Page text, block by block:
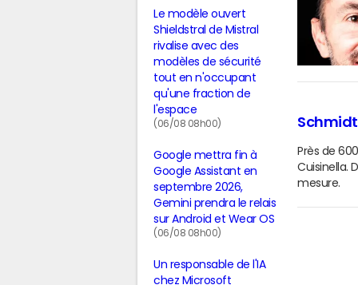
Le modèle ouvert
Shieldstral de Mistral
rivalise avec des
modèles de sécurité
tout en n'occupant
qu'une fraction de
l'espace
(06/08 08h00)
Google mettra fin à
Google Assistant en
septembre 2026,
Gemini prendra le relais
sur Android et Wear OS
(06/08 08h00)
Un responsable de l'IA
chez Microsoft
Près de
Cuisinella.
mesure.